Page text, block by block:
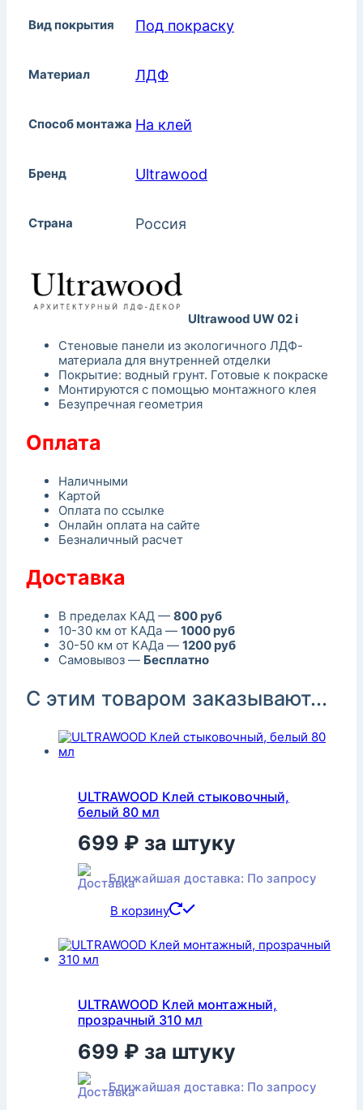
Вид покрытия Под покраску
Материал ЛДФ
Способ монтажа На клей
Бренд Ultrawood
Страна Россия
Ultrawood UW 02 i
Стеновые панели из экологичного ЛДФ-
материала для внутренней отделки
Покрытие: водный грунт. Готовые к покраске
Монтируются с помощью монтажного клея
Безупречная геометрия
Оплата
Наличными
Картой
Оплата по ссылке
Онлайн оплата на сайте
Безналичный расчет
Доставка
В пределах КАД — 800 руб
10-30 км от КАДа — 1000 руб
30-50 км от КАДа — 1200 руб
Самовывоз — Бесплатно
С этим товаром заказывают...
ULTRAWOOD Клей стыковочный,
белый 80 мл
699 ₽ за штуку
Ближайшая доставка: По запросу
В корзину
ULTRAWOOD Клей монтажный,
прозрачный 310 мл
699 ₽ за штуку
Ближайшая доставка: По запросу